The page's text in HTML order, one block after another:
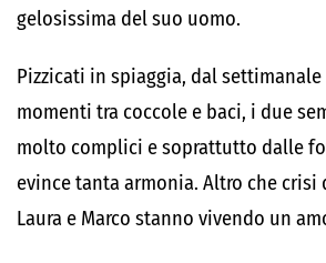
gelosissima del suo uomo.
Pizzicati in spiaggia, dal settimanale
momenti tra coccole e baci, i due
molto complici e soprattutto dalle
evince tanta armonia. Altro che crisi
Laura e Marco stanno vivendo un